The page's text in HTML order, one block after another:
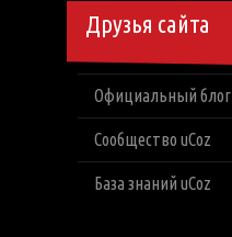
Друзья сайта
Официальный блог
Сообщество uCoz
База знаний uCoz